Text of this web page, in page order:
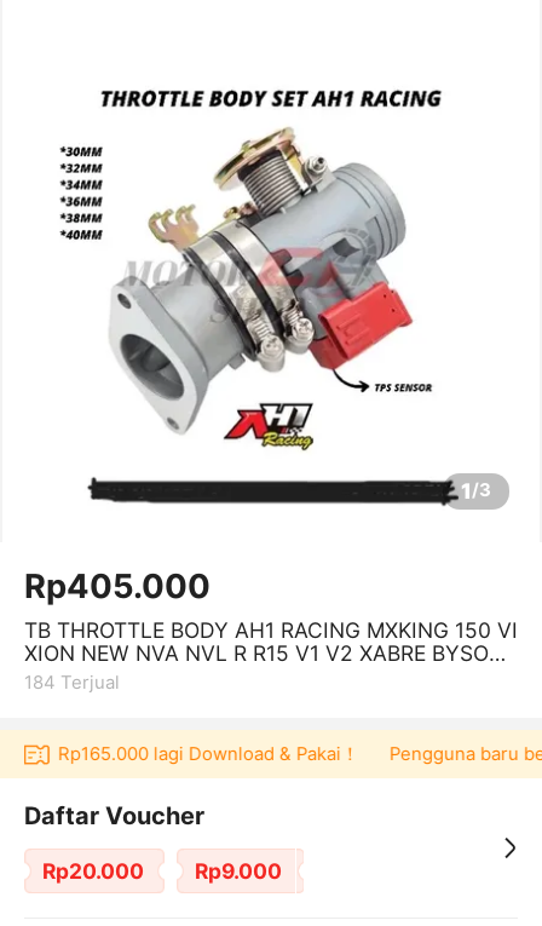
1/3
Rp405.000
TB THROTTLE BODY AH1 RACING MXKING 150 VI
XION NEW NVA NVL R R15 V1 V2 XABRE BYSON
Fi JUPITER MX KING 150 30
184 Terjual
Rp165.000 lagi Download & Pakai！ Pengguna baru
Daftar Voucher
Rp20.000 Rp9.000